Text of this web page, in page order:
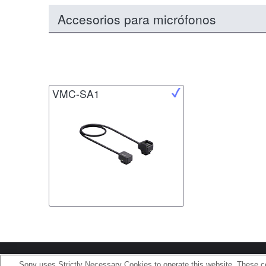
Accesorios para micrófonos
VMC-SA1